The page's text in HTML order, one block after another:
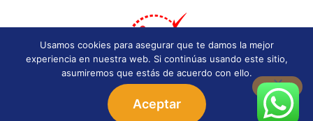
Usamos cookies para asegurar que te damos la mejor
experiencia en nuestra web. Si continúas usando este sitio,
asumiremos que estás de acuerdo con ello.
Aceptar